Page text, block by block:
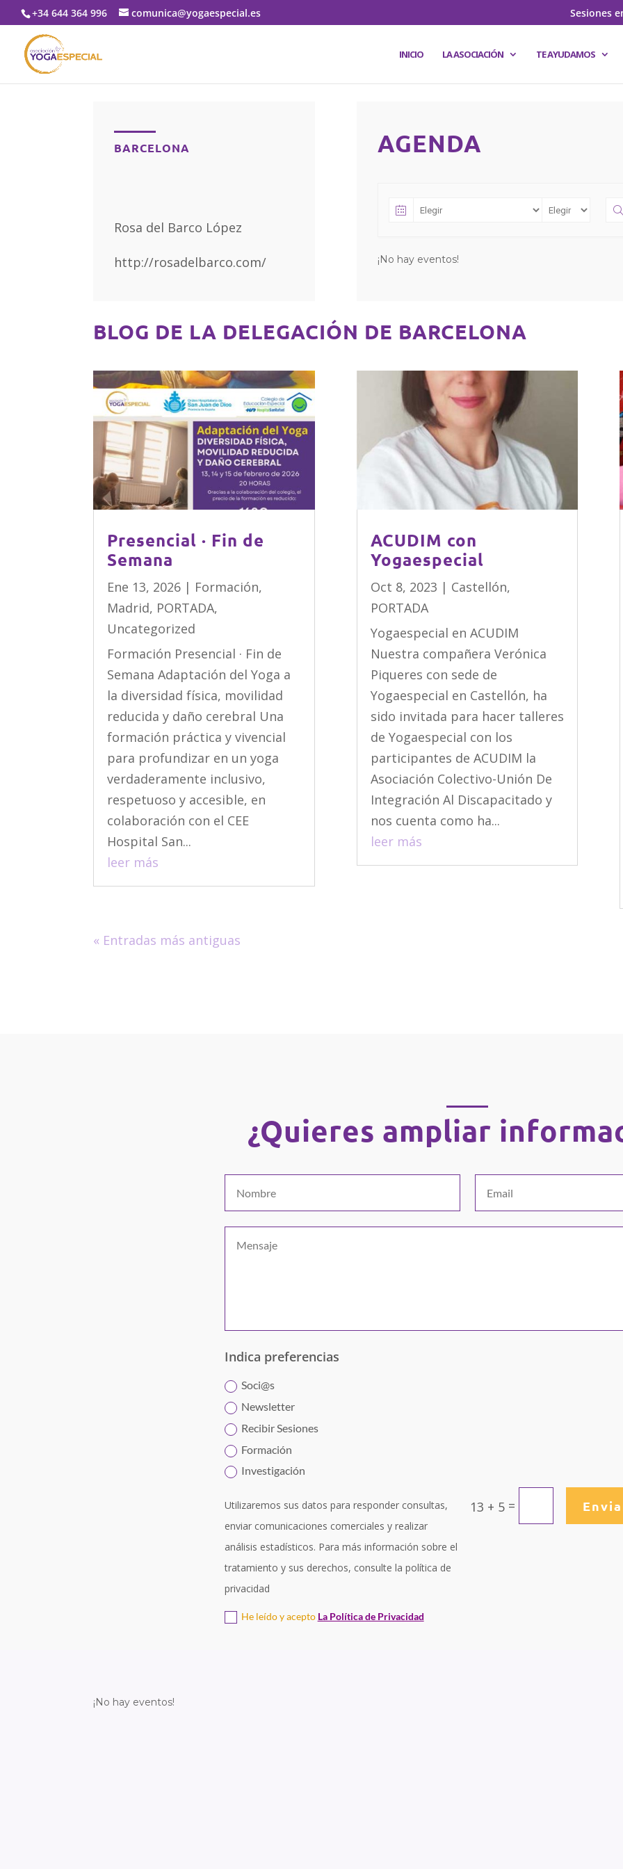
+34 644 364 996 comunica@yogaespecial.es Sesiones
INICIO LA ASOCIACIÓN TE AYUDAMOS
BARCELONA
Rosa del Barco López
http://rosadelbarco.com/
AGENDA
¡No hay eventos!
BLOG DE LA DELEGACIÓN DE BARCELONA
Presencial · Fin de
Semana
Ene 13, 2026 | Formación,
Madrid, PORTADA,
Uncategorized
Formación Presencial · Fin de
Semana Adaptación del Yoga a
la diversidad física, movilidad
reducida y daño cerebral Una
formación práctica y vivencial
para profundizar en un yoga
verdaderamente inclusivo,
respetuoso y accesible, en
colaboración con el CEE
Hospital San...
leer más
ACUDIM con
Yogaespecial
Oct 8, 2023 | Castellón,
PORTADA
Yogaespecial en ACUDIM
Nuestra compañera Verónica
Piqueres con sede de
Yogaespecial en Castellón, ha
sido invitada para hacer talleres
de Yogaespecial con los
participantes de ACUDIM la
Asociación Colectivo-Unión De
Integración Al Discapacitado y
nos cuenta como ha...
leer más
« Entradas más antiguas
¿Quieres ampliar
Indica preferencias
Soci@s
Newsletter
Recibir Sesiones
Formación
Investigación
Utilizaremos sus datos para responder consultas,
enviar comunicaciones comerciales y realizar
análisis estadísticos. Para más información sobre el
tratamiento y sus derechos, consulte la política de
privacidad
He leído y acepto La Política de Privacidad
13 + 5 =
¡No hay eventos!